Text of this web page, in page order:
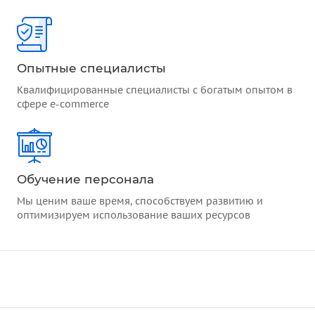
Опытные специалисты
Квалифицированные специалисты с богатым опытом в
сфере e-commerce
Обучение персонала
Мы ценим ваше время, способствуем развитию и
оптимизируем использование ваших ресурсов